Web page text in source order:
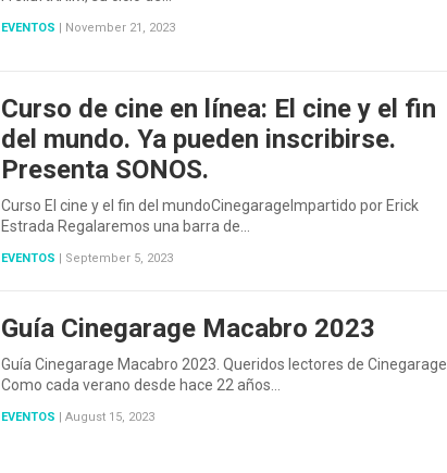
EVENTOS November 21, 2023
Curso de cine en línea: El cine y el fin
del mundo. Ya pueden inscribirse.
Presenta SONOS.
Curso El cine y el fin del mundoCinegarageImpartido por Erick
Estrada Regalaremos una barra de…
EVENTOS | September 5, 2023
Guía Cinegarage Macabro 2023
Guía Cinegarage Macabro 2023. Queridos lectores de Cinegarage.
Como cada verano desde hace 22 años…
EVENTOS | August 15, 2023